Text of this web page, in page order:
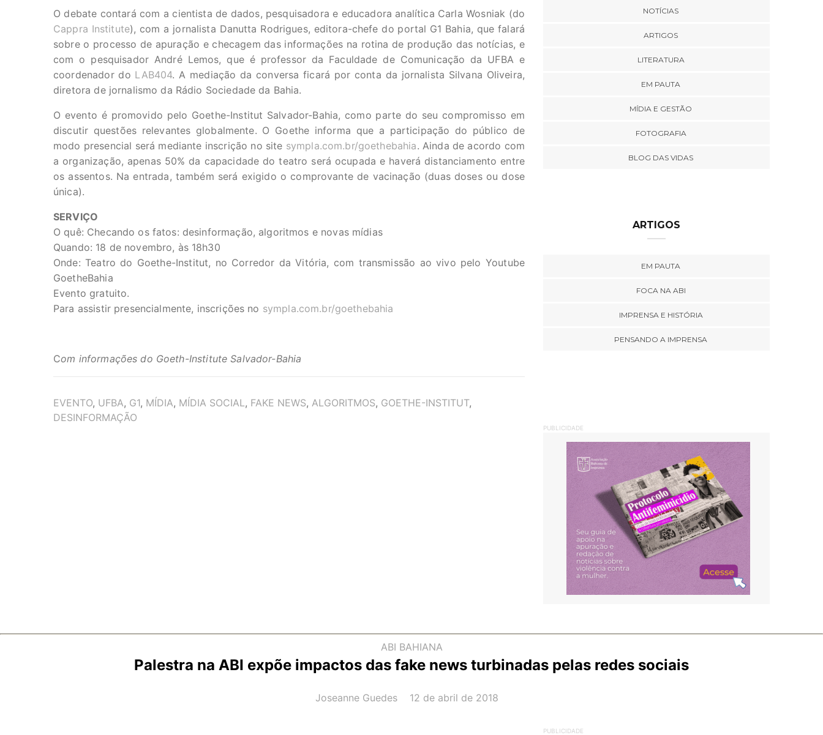
O debate contará com a cientista de dados, pesquisadora e educadora analítica Carla Wosniak (do
Cappra Institute), com a jornalista Danutta Rodrigues, editora-chefe do portal G1 Bahia, que falará
sobre o processo de apuração e checagem das informações na rotina de produção das notícias, e
com o pesquisador André Lemos, que é professor da Faculdade de Comunicação da UFBA e
coordenador do LAB404. A mediação da conversa ficará por conta da jornalista Silvana Oliveira,
diretora de jornalismo da Rádio Sociedade da Bahia.
O evento é promovido pelo Goethe-Institut Salvador-Bahia, como parte do seu compromisso em
discutir questões relevantes globalmente. O Goethe informa que a participação do público de
modo presencial será mediante inscrição no site sympla.com.br/goethebahia. Ainda de acordo com
a organização, apenas 50% da capacidade do teatro será ocupada e haverá distanciamento entre
os assentos. Na entrada, também será exigido o comprovante de vacinação (duas doses ou dose
única).
SERVIÇO
O quê: Checando os fatos: desinformação, algoritmos e novas mídias
Quando: 18 de novembro, às 18h30
Onde: Teatro do Goethe-Institut, no Corredor da Vitória, com transmissão ao vivo pelo Youtube
GoetheBahia
Evento gratuito.
Para assistir presencialmente, inscrições no sympla.com.br/goethebahia
Com informações do Goeth-Institute Salvador-Bahia
TAGS
EVENTO, UFBA, G1, MÍDIA, MÍDIA SOCIAL , FAKE NEWS, ALGORITMOS, GOETHE-INSTITUT,
DESINFORMAÇÃO
NOTÍCIAS
ARTIGOS
LITERATURA
EM PAUTA
MÍDIA E GESTÃO
FOTOGRAFIA
BLOG DAS VIDAS
ARTIGOS
EM PAUTA
FOCA NA ABI
IMPRENSA E HISTÓRIA
PENSANDO A IMPRENSA
PUBLICIDADE
ABI BAHIANA
Palestra na ABI expõe impactos das fake news turbinadas pelas redes sociais
AUTOR(A):
Joseanne Guedes DATA:
12 de abril de 2018
PUBLICIDADE